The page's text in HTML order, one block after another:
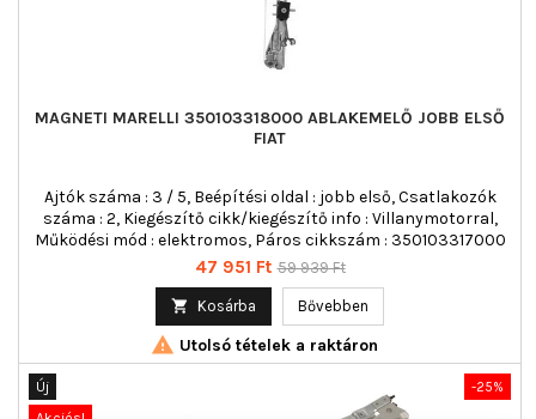
MAGNETI MARELLI 350103318000 ABLAKEMELŐ JOBB ELSŐ
FIAT
Ajtók száma : 3 / 5, Beépítési oldal : jobb első, Csatlakozók
száma : 2, Kiegészítő cikk/kiegészítő info : Villanymotorral,
Működési mód : elektromos, Páros cikkszám : 350103317000
Ár
47 951 Ft Normál
59 939 Ft
 Kosárba Bővebben
 Utolsó tételek a raktáron
-25%
Új